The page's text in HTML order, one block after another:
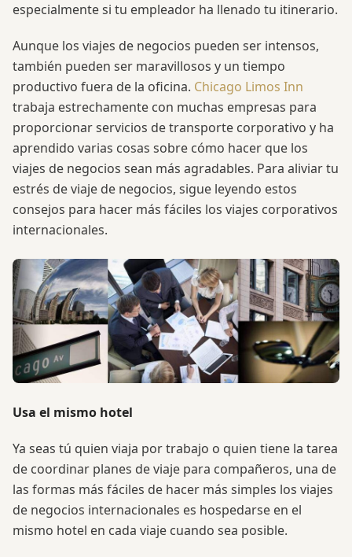
especialmente si tu empleador ha llenado tu itinerario.
Aunque los viajes de negocios pueden ser intensos,
también pueden ser maravillosos y un tiempo
productivo fuera de la oficina. Chicago Limos Inn
trabaja estrechamente con muchas empresas para
proporcionar servicios de transporte corporativo y ha
aprendido varias cosas sobre cómo hacer que los
viajes de negocios sean más agradables. Para aliviar tu
estrés de viaje de negocios, sigue leyendo estos
consejos para hacer más fáciles los viajes corporativos
internacionales.
Usa el mismo hotel
Ya seas tú quien viaja por trabajo o quien tiene la tarea
de coordinar planes de viaje para compañeros, una de
las formas más fáciles de hacer más simples los viajes
de negocios internacionales es hospedarse en el
mismo hotel en cada viaje cuando sea posible.